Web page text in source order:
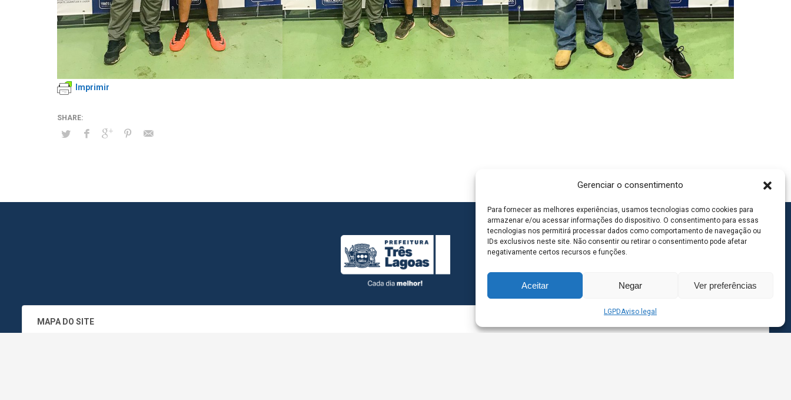
Gerenciar o consentimento
Para fornecer as melhores experiências, usamos tecnologias como cookies para
armazenar e/ou acessar informações do dispositivo. O consentimento para essas
tecnologias nos permitirá processar dados como comportamento de navegação ou
IDs exclusivos neste site. Não consentir ou retirar o consentimento pode afetar
negativamente certos recursos e funções.
Aceitar Negar Ver preferências
LGPDAviso legal
Imprimir
MAPA DO SITE